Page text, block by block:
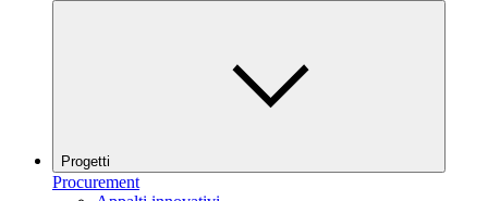
Progetti
Procurement